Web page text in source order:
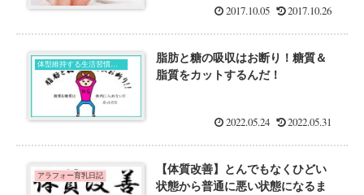
2017.10.05 2017.10.26
脂肪と糖の吸収はお断り！糖質＆
脂質をカットするんだ！
2022.05.24 2022.05.31
アラフォー育乳日記
【体質改善】とんでもなくひどい
状態から普通に悪い状態になるま